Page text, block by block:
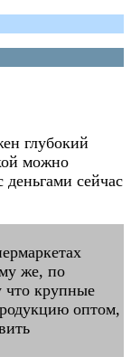
глубокий
можно
сейчас
же, по
крупные
оптом,